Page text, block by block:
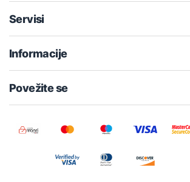
Servisi
Informacije
Povežite se